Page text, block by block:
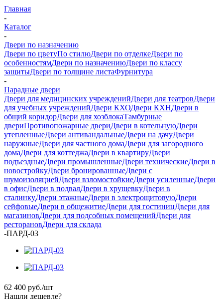
Главная
-
Каталог
-
Двери по назначению
Двери по цветуПо стилюДвери по отделкеДвери по
особенностямДвери по назначениюДвери по классу
защитыДвери по толщине листаФурнитура
-
Парадные двери
Двери для медицинских учрежденийДвери для театровДвери
для учебных учрежденийДвери КХОДвери КХНДвери в
общий коридорДвери для хозблокаТамбурные
двериПротивопожарные двериДвери в котельнуюДвери
утепленныеДвери антивандальныеДвери на дачуДвери
наружныеДвери для частного домаДвери для загородного
домаДвери для коттеджаДвери в квартируДвери
подъездныеДвери промышленныеДвери техническиеДвери в
новостройкуДвери бронированныеДвери с
шумоизоляциейДвери взломостойкиеДвери усиленныеДвери
в офисДвери в подвалДвери в хрущевкуДвери в
сталинкуДвери этажныеДвери в электрощитовуюДвери
сейфовыеДвери в общежитиеДвери для гостиницДвери для
магазиновДвери для подсобных помещенийДвери для
ресторановДвери для склада
-ПАРД-03
62 400 руб./шт
Нашли дешевле?